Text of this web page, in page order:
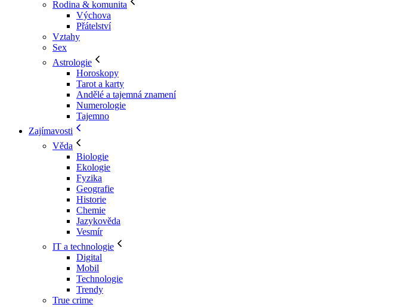
Rodina & komunita
Výchova
Přátelství
Vztahy
Sex
Astrologie
Horoskopy
Tarot a karty
Andělé a tajemná znamení
Numerologie
Tajemno
Zajímavosti
Věda
Biologie
Ekologie
Fyzika
Geografie
Historie
Chemie
Jazykověda
Vesmír
IT a technologie
Digital
Mobil
Technologie
Trendy
True crime